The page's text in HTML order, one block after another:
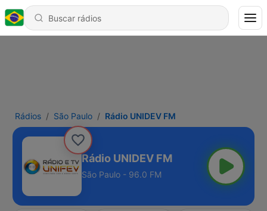
Rádios São Paulo Rádio UNIDEV FM
Rádio UNIDEV FM
São Paulo - 96.0 FM